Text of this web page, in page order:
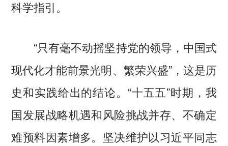
科学指引。
“只有毫不动摇坚持党的领导，中国式
现代化才能前景光明、繁荣兴盛”，这是历
史和实践给出的结论。“十五五”时期，我
国发展战略机遇和风险挑战并存、不确定
难预料因素增多。坚决维护以习近平同志